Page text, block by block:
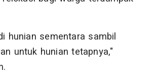
hunian sementara sambil
untuk hunian tetapnya,"